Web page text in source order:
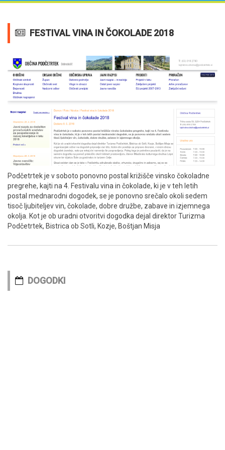
FESTIVAL VINA IN ČOKOLADE 2018
Podčetrtek je v soboto ponovno postal križišče vinsko čokoladne
pregrehe, kajti na 4. Festivalu vina in čokolade, ki je v teh letih
postal mednarodni dogodek, se je ponovno srečalo okoli sedem
tisoč ljubiteljev vin, čokolade, dobre družbe, zabave in izjemnega
okolja. Kot je ob uradni otvoritvi dogodka dejal direktor Turizma
Podčetrtek, Bistrica ob Sotli, Kozje, Boštjan Misja
DOGODKI